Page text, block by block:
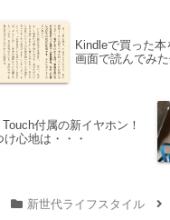
Kindleで買った
画面で読んでみ
付属の新イヤホン！
心地は・・・
新世代ライフスタイル